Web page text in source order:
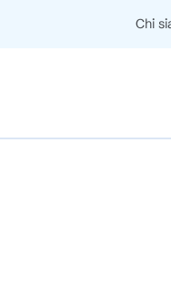
Chi